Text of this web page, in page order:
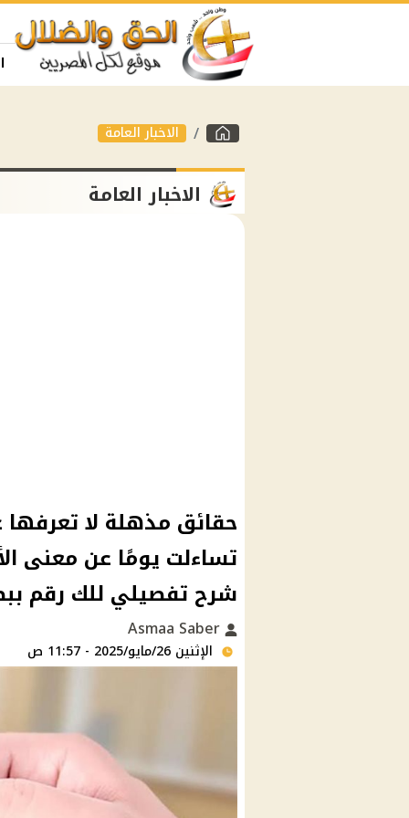
الاخبار العامة
الاخبار العامة
حقائق مذهلة لا
تساءلت يومًا عن معنى
شرح تفصيلي للك رقم
الإثنين 26/مايو/2025 - 11:57 ص